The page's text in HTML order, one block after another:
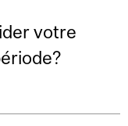
votre